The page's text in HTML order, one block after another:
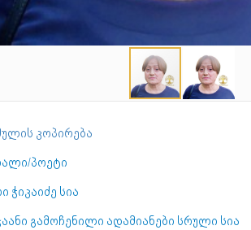
კოპირება
პოეტი
ჭიკაიძე სია
გამოჩენილი ადამიანები სრული სია